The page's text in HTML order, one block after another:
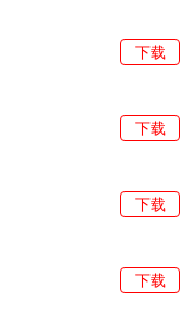
下载
下载
下载
下载